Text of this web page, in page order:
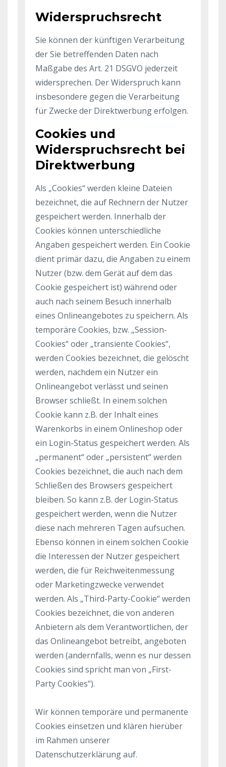
Widerspruchsrecht
Sie können der künftigen Verarbeitung
der Sie betreffenden Daten nach
Maßgabe des Art. 21 DSGVO jederzeit
widersprechen. Der Widerspruch kann
insbesondere gegen die Verarbeitung
für Zwecke der Direktwerbung erfolgen.
Cookies und
Widerspruchsrecht bei
Direktwerbung
Als „Cookies“ werden kleine Dateien
bezeichnet, die auf Rechnern der Nutzer
gespeichert werden. Innerhalb der
Cookies können unterschiedliche
Angaben gespeichert werden. Ein Cookie
dient primär dazu, die Angaben zu einem
Nutzer (bzw. dem Gerät auf dem das
Cookie gespeichert ist) während oder
auch nach seinem Besuch innerhalb
eines Onlineangebotes zu speichern. Als
temporäre Cookies, bzw. „Session-
Cookies“ oder „transiente Cookies“,
werden Cookies bezeichnet, die gelöscht
werden, nachdem ein Nutzer ein
Onlineangebot verlässt und seinen
Browser schließt. In einem solchen
Cookie kann z.B. der Inhalt eines
Warenkorbs in einem Onlineshop oder
ein Login-Status gespeichert werden. Als
„permanent“ oder „persistent“ werden
Cookies bezeichnet, die auch nach dem
Schließen des Browsers gespeichert
bleiben. So kann z.B. der Login-Status
gespeichert werden, wenn die Nutzer
diese nach mehreren Tagen aufsuchen.
Ebenso können in einem solchen Cookie
die Interessen der Nutzer gespeichert
werden, die für Reichweitenmessung
oder Marketingzwecke verwendet
werden. Als „Third-Party-Cookie“ werden
Cookies bezeichnet, die von anderen
Anbietern als dem Verantwortlichen, der
das Onlineangebot betreibt, angeboten
werden (andernfalls, wenn es nur dessen
Cookies sind spricht man von „First-
Party Cookies“).
Wir können temporäre und permanente
Cookies einsetzen und klären hierüber
im Rahmen unserer
Datenschutzerklärung auf.